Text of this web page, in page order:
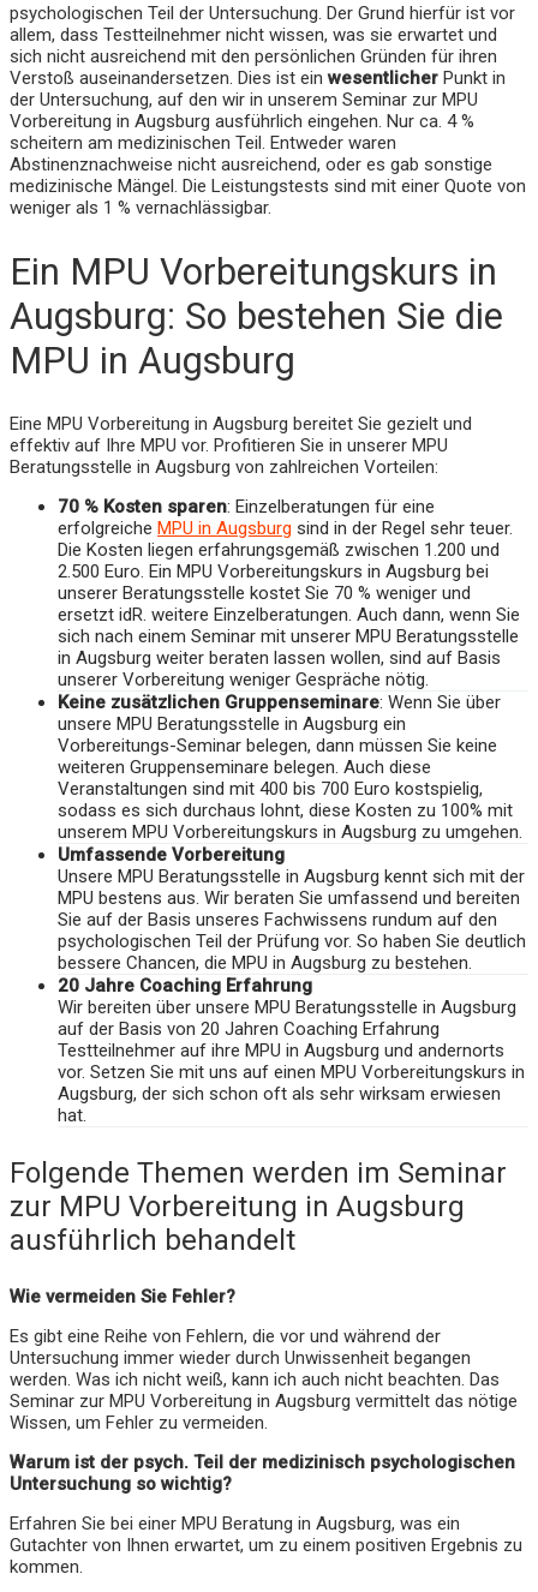
psychologischen Teil der Untersuchung. Der Grund hierfür ist vor
allem, dass Testteilnehmer nicht wissen, was sie erwartet und
sich nicht ausreichend mit den persönlichen Gründen für ihren
Verstoß auseinandersetzen. Dies ist einwesentlicher Punkt in
der Untersuchung, auf den wir in unserem Seminar zur MPU
Vorbereitung in Augsburg ausführlich eingehen. Nur ca. 4 %
scheitern am medizinischen Teil. Entweder waren
Abstinenznachweise nicht ausreichend, oder es gab sonstige
medizinische Mängel. Die Leistungstests sind mit einer Quote von
weniger als 1 % vernachlässigbar.
Ein MPU Vorbereitungskurs in
Augsburg: So bestehen Sie die
MPU in Augsburg
Eine MPU Vorbereitung in Augsburg bereitet Sie gezielt und
effektiv auf Ihre MPU vor. Profitieren Sie in unserer MPU
Beratungsstelle in Augsburg von zahlreichen Vorteilen:
70 % Kosten sparen: Einzelberatungen für eine
erfolgreiche MPU in Augsburg sind in der Regel sehr teuer.
Die Kosten liegen erfahrungsgemäß zwischen 1.200 und
2.500 Euro. Ein MPU Vorbereitungskurs in Augsburg bei
unserer Beratungsstelle kostet Sie 70 % weniger und
ersetzt idR. weitere Einzelberatungen. Auch dann, wenn Sie
sich nach einem Seminar mit unserer MPU Beratungsstelle
in Augsburg weiter beraten lassen wollen, sind auf Basis
unserer Vorbereitung weniger Gespräche nötig.
Keine zusätzlichen Gruppenseminare: Wenn Sie über
unsere MPU Beratungsstelle in Augsburg ein
Vorbereitungs-Seminar belegen, dann müssen Sie keine
weiteren Gruppenseminare belegen. Auch diese
Veranstaltungen sind mit 400 bis 700 Euro kostspielig,
sodass es sich durchaus lohnt, diese Kosten zu 100% mit
unserem MPU Vorbereitungskurs in Augsburg zu umgehen.
Umfassende Vorbereitung
Unsere MPU Beratungsstelle in Augsburg kennt sich mit der
MPU bestens aus. Wir beraten Sie umfassend und bereiten
Sie auf der Basis unseres Fachwissens rundum auf den
psychologischen Teil der Prüfung vor. So haben Sie deutlich
bessere Chancen, die MPU in Augsburg zu bestehen.
20 Jahre Coaching Erfahrung
Wir bereiten über unsere MPU Beratungsstelle in Augsburg
auf der Basis von 20 Jahren Coaching Erfahrung
Testteilnehmer auf ihre MPU in Augsburg und andernorts
vor. Setzen Sie mit uns auf einen MPU Vorbereitungskurs in
Augsburg, der sich schon oft als sehr wirksam erwiesen
hat.
Folgende Themen werden im Seminar
zur MPU Vorbereitung in Augsburg
ausführlich behandelt
Wie vermeiden Sie Fehler?
Es gibt eine Reihe von Fehlern, die vor und während der
Untersuchung immer wieder durch Unwissenheit begangen
werden. Was ich nicht weiß, kann ich auch nicht beachten. Das
Seminar zur MPU Vorbereitung in Augsburg vermittelt das nötige
Wissen, um Fehler zu vermeiden.
Warum ist der psych. Teil der medizinisch psychologischen
Untersuchung so wichtig?
Erfahren Sie bei einer MPU Beratung in Augsburg, was ein
Gutachter von Ihnen erwartet, um zu einem positiven Ergebnis zu
kommen.